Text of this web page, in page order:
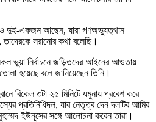
দুই-একজন আছেন, যারা গণঅভ্যুত্থান
সরানোর কথা বলেছি।
ভুয়া নির্বাচনে জড়িতদের আইনের আওতায়
হয়েছে বলে জানিয়েছেন তিনি।
বিকেল ৩টা ২৫ মিনিটে যমুনায় প্রবেশ করে
প্রতিনিধিদল, যার নেতৃত্ব দেন দলটির আমির
ইউনূসের সঙ্গে আলোচনা করেন তারা।